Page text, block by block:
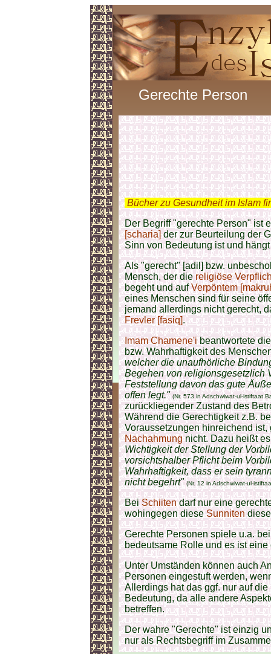
Gerechte Person
Bücher zu Gesundheit im Islam
Der Begriff "gerechte Person" ist
[scharia]der zur Beurteilung der
Sinn von Bedeutung ist und
Als "gerecht" [adil] bzw.
Mensch, der diereligiöse
begeht und aufVerpöntem
eines Menschen sind für seine
jemand allerdings nicht gerecht,
Frevler [fasiq].
Imam Chamene'ibeantwortete
bzw. Wahrhaftigkeit des
welcher die unaufhörliche
Begehen von religionsgesetzlich
Feststellung davon das gute
offen legt." (Nr. 573 in Adschwiwat-ul-istiftaat
zurückliegender Zustand des
Während die Gerechtigkeit z.B.
Voraussetzungen hinreichend
Nachahmungnicht. Dazu heißt
Wichtigkeit der Stellung der
vorsichtshalber Pflicht beim
Wahrhaftigkeit, dass er sein
nicht begehrt" (Nr. 12 in Adschwiwat-ul-
BeiSchiitendarf nur eine
wohingegen dieseSunnitendiese
Gerechte Personen spiele u.a.
bedeutsame Rolle und es ist
Unter Umständen können auch
Personen eingestuft werden,
Allerdings hat das ggf. nur auf
Bedeutung, da alle andere
betreffen.
Der wahre "Gerechte" ist einzig
nur als Rechtsbegriff im